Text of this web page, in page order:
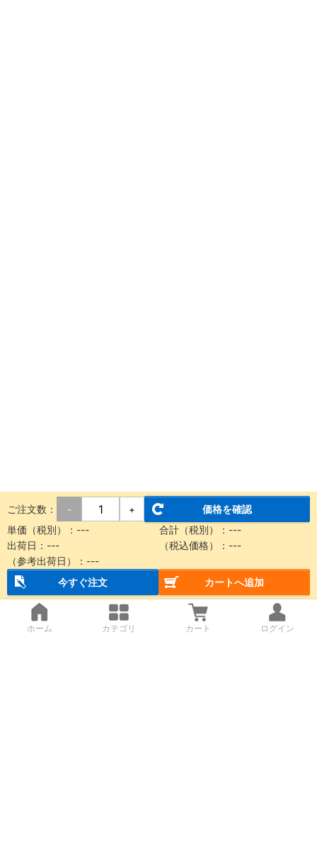
ご注文数： - +
価格を確認
単価（税別）： --- 合計（税別）： ---
出荷日： --- （税込価格）： ---
（参考出荷日）： ---
今すぐ注文
カートへ追加
ホーム カテゴリ カート ログイン